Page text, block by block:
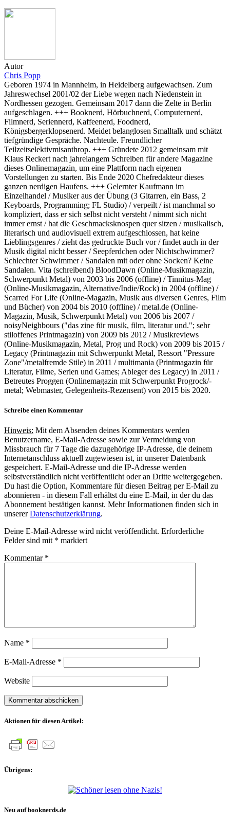
Autor
Chris Popp
Geboren 1974 in Mannheim, in Heidelberg aufgewachsen. Zum
Jahreswechsel 2001/02 der Liebe wegen nach Niedenstein in
Nordhessen gezogen. Gemeinsam 2017 dann die Zelte in Berlin
aufgeschlagen. +++ Booknerd, Hörbuchnerd, Computernerd,
Filmnerd, Seriennerd, Kaffeenerd, Foodnerd,
Königsbergerklopsenerd. Meidet belanglosen Smalltalk und schätzt
tiefgründige Gespräche. Nachteule. Freundlicher
Teilzeitselektivmisanthrop. +++ Gründete 2012 gemeinsam mit
Klaus Reckert nach jahrelangem Schreiben für andere Magazine
dieses Onlinemagazin, um eine Plattform nach eigenen
Vorstellungen zu starten. Bis Ende 2020 Chefredakteur dieses
ganzen nerdigen Haufens. +++ Gelernter Kaufmann im
Einzelhandel / Musiker aus der Übung (3 Gitarren, ein Bass, 2
Keyboards, Programming; FL Studio) / verpeilt / ist manchmal so
kompliziert, dass er sich selbst nicht versteht / nimmt sich nicht
immer ernst / hat die Geschmacksknospen quer sitzen / musikalisch,
literarisch und audiovisuell extrem aufgeschlossen, hat keine
Lieblingsgenres / zieht das gedruckte Buch vor / findet auch in der
Musik digital nicht besser / Seepferdchen oder Nichtschwimmer?
Schlechter Schwimmer / Sandalen mit oder ohne Socken? Keine
Sandalen. Vita (schreibend) BloodDawn (Online-Musikmagazin,
Schwerpunkt Metal) von 2003 bis 2006 (offline) / Tinnitus-Mag
(Online-Musikmagazin, Alternative/Indie/Rock) in 2004 (offline) /
Scarred For Life (Online-Magazin, Musik aus diversen Genres, Film
und Bücher) von 2004 bis 2010 (offline) / metal.de (Online-
Magazin, Musik, Schwerpunkt Metal) von 2006 bis 2007 /
noisyNeighbours ("das zine für musik, film, literatur und."; sehr
stiloffenes Printmagazin) von 2009 bis 2012 / Musikreviews
(Online-Musikmagazin, Metal, Prog und Rock) von 2009 bis 2015 /
Legacy (Printmagazin mit Schwerpunkt Metal, Ressort "Pressure
Zone"/metalfremde Stile) in 2011 / multimania (Printmagazin für
Literatur, Filme, Serien und Games; Ableger des Legacy) in 2011 /
Betreutes Proggen (Onlinemagazin mit Schwerpunkt Progrock/-
metal; Webmaster, Gelegenheits-Rezensent) von 2015 bis 2020.
Schreibe einen Kommentar
Hinweis: Mit dem Absenden deines Kommentars werden
Benutzername, E-Mail-Adresse sowie zur Vermeidung von
Missbrauch für 7 Tage die dazugehörige IP-Adresse, die deinem
Internetanschluss aktuell zugewiesen ist, in unserer Datenbank
gespeichert. E-Mail-Adresse und die IP-Adresse werden
selbstverständlich nicht veröffentlicht oder an Dritte weitergegeben.
Du hast die Option, Kommentare für diesen Beitrag per E-Mail zu
abonnieren - in diesem Fall erhältst du eine E-Mail, in der du das
Abonnement bestätigen kannst. Mehr Informationen finden sich in
unsererDatenschutzerklärung.
Deine E-Mail-Adresse wird nicht veröffentlicht. Erforderliche
Felder sind mit * markiert
Kommentar *
Name *
E-Mail-Adresse *
Website
Aktionen für diesen Artikel:
Übrigens:
Neu auf booknerds.de